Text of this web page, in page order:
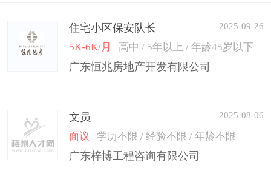
住宅小区保安队长 2025-09-26
5K-6K/月 高中 / 5年以上 / 年龄45岁以下
广东恒兆房地产开发有限公司
文员 2025-08-06
面议 学历不限 / 经验不限 / 年龄不限
广东梓博工程咨询有限公司